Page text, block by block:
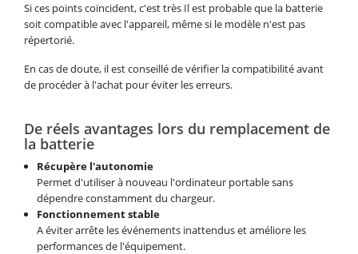
Si ces points coïncident, c'est très Il est probable que la batterie
soit compatible avec l'appareil, même si le modèle n'est pas
répertorié.
En cas de doute, il est conseillé de vérifier la compatibilité avant
de procéder à l'achat pour éviter les erreurs.
De réels avantages lors du remplacement de
la batterie
Récupère l'autonomie
Permet d'utiliser à nouveau l'ordinateur portable sans
dépendre constamment du chargeur.
Fonctionnement stable
A éviter arrête les événements inattendus et améliore les
performances de l'équipement.